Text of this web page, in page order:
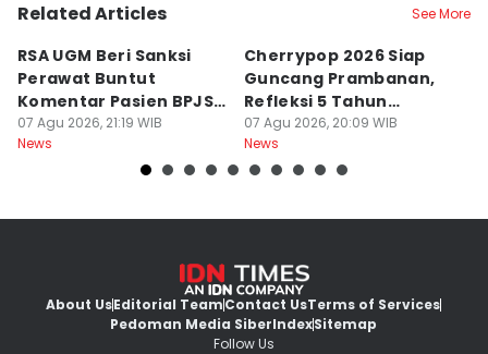
Related Articles See More
RSA UGM Beri Sanksi
Perawat Buntut
Komentar Pasien BPJS
di Medsos
07 Agu 2026, 21:19 WIB
News
Cherrypop 2026 Siap
Guncang Prambanan,
Refleksi 5 Tahun
Perjalanan
07 Agu 2026, 20:09 WIB
News
About UsEditorial TeamContact UsTerms of Services
Pedoman Media SiberIndexSitemap
Follow Us